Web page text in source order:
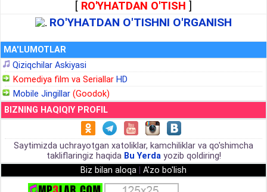
[ RO'YHATDAN O'TISH ]
RO'YHATDAN O'TISHNI O'RGANISH
MA'LUMOTLAR
Qiziqchilar Askiyasi
Komediya film va Seriallar HD
Mobile Jingillar (Goodok)
BIZNING HAQIQIY PROFIL
Saytimizda uchrayotgan xatoliklar, kamchiliklar va qo'shimcha
takliflaringiz haqida Bu Yerdayozib qoldiring!
Biz bilan aloqa
A'zo bo'lish